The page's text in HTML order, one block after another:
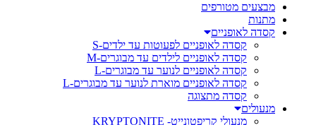
מבצעים מטורפים
מתנות
קסדה לאופניים
קסדה לאופניים לפעוטות עד ילדים-S
קסדה לאופניים לילדים עד מבוגרים-M
קסדה לאופניים לנוער עד מבוגרים-L
קסדה לאופניים מוארת לנוער עד מבוגרים-L
קסדה מתצוגה
מנעולים
מנעולי קריפטונייט- KRYPTONITE